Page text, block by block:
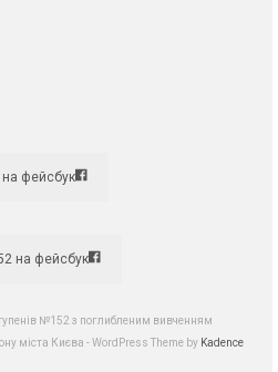
на фейсбук
на фейсбук
№152 з поглибленим вивченням
міста Києва - WordPress Theme by Kadence